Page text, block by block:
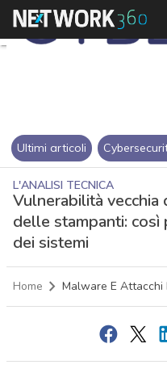
Ultimi articoli
L'ANALISI TECNICA
Vulnerabilità vecchia
delle stampanti:
dei sistemi
Home Malware E Attacchi